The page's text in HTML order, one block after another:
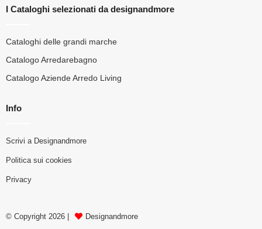
I Cataloghi selezionati da designandmore
Cataloghi delle grandi marche
Catalogo Arredarebagno
Catalogo Aziende Arredo Living
Info
Scrivi a Designandmore
Politica sui cookies
Privacy
© Copyright 2026 | Designandmore